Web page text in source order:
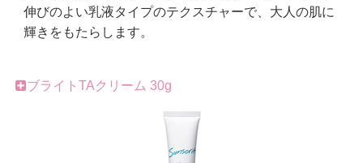
伸びのよい乳液タイプのテクスチャーで、大人の肌に
輝きをもたらします。
ブライトTAクリーム 30g